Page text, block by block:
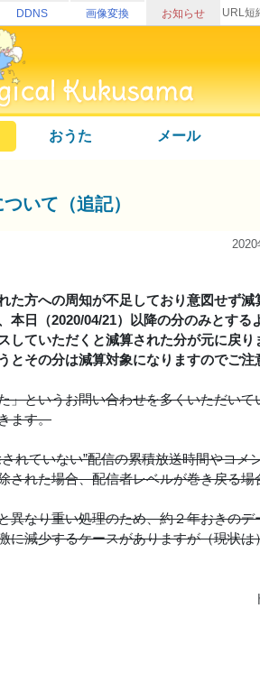
DDNS 画像変換 お知らせ URL短
おうた メール
いて（追記）
2020
た方への周知が不足しており意図せず減
本日（2020/04/21）以降の分のみとする
していただくと減算された分が元に戻り
とその分は減算対象になりますのでご注
」というお問い合わせを多くいただいて
ます。
れていない”配信の累積放送時間やコメ
された場合、配信者レベルが巻き戻る場
異なり重い処理のため、約２年おきの
に減少するケースがありますが（現状